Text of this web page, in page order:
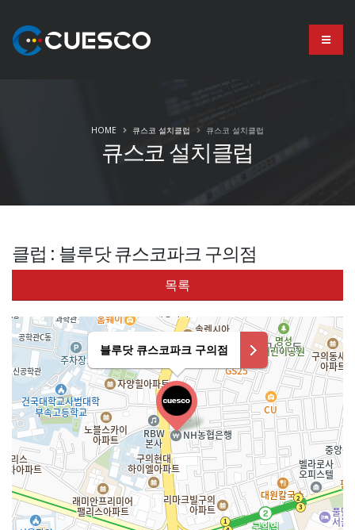
큐스코 설치클럽
HOME 큐스코 설치클럽 큐스코 설치클럽
클럽 : 블루닷 큐스코파크 구의점
목록
블루닷 큐스코파크 구의점